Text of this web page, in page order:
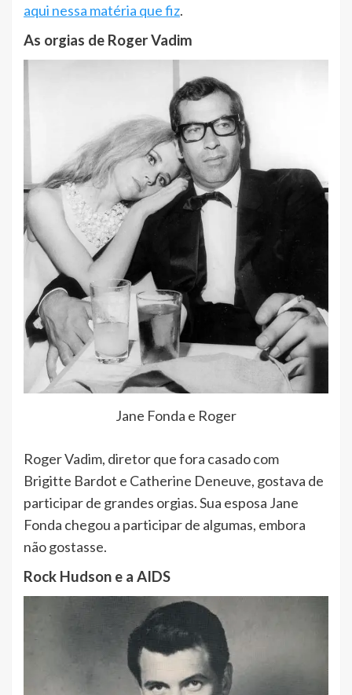
aqui nessa matéria que fiz.
As orgias de Roger Vadim
Jane Fonda e Roger
Roger Vadim, diretor que fora casado com
Brigitte Bardot e Catherine Deneuve, gostava de
participar de grandes orgias. Sua esposa Jane
Fonda chegou a participar de algumas, embora
não gostasse.
Rock Hudson e a AIDS